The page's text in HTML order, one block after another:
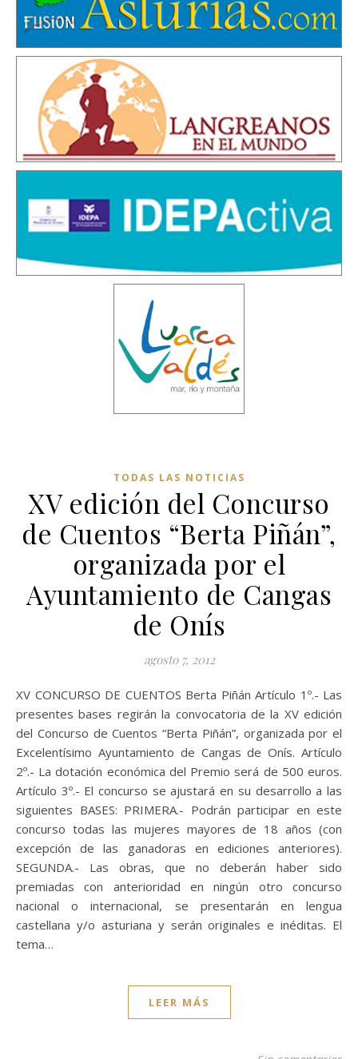
TODAS LAS NOTICIAS
XV edición del Concurso
de Cuentos “Berta Piñán”,
organizada por el
Ayuntamiento de Cangas
de Onís
agosto 7, 2012
XV CONCURSO DE CUENTOS Berta Piñán Artículo 1º.- Las
presentes bases regirán la convocatoria de la XV edición
del Concurso de Cuentos “Berta Piñán”, organizada por el
Excelentísimo Ayuntamiento de Cangas de Onís. Artículo
2º.- La dotación económica del Premio será de 500 euros.
Artículo 3º.- El concurso se ajustará en su desarrollo a las
siguientes BASES: PRIMERA.- Podrán participar en este
concurso todas las mujeres mayores de 18 años (con
excepción de las ganadoras en ediciones anteriores).
SEGUNDA.- Las obras, que no deberán haber sido
premiadas con anterioridad en ningún otro concurso
nacional o internacional, se presentarán en lengua
castellana y/o asturiana y serán originales e inéditas. El
tema…
LEER MÁS